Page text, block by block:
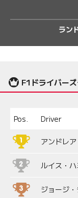
ラン
F1ドライバー
Pos. Driver
アンドレ
ルイス・
ジョージ